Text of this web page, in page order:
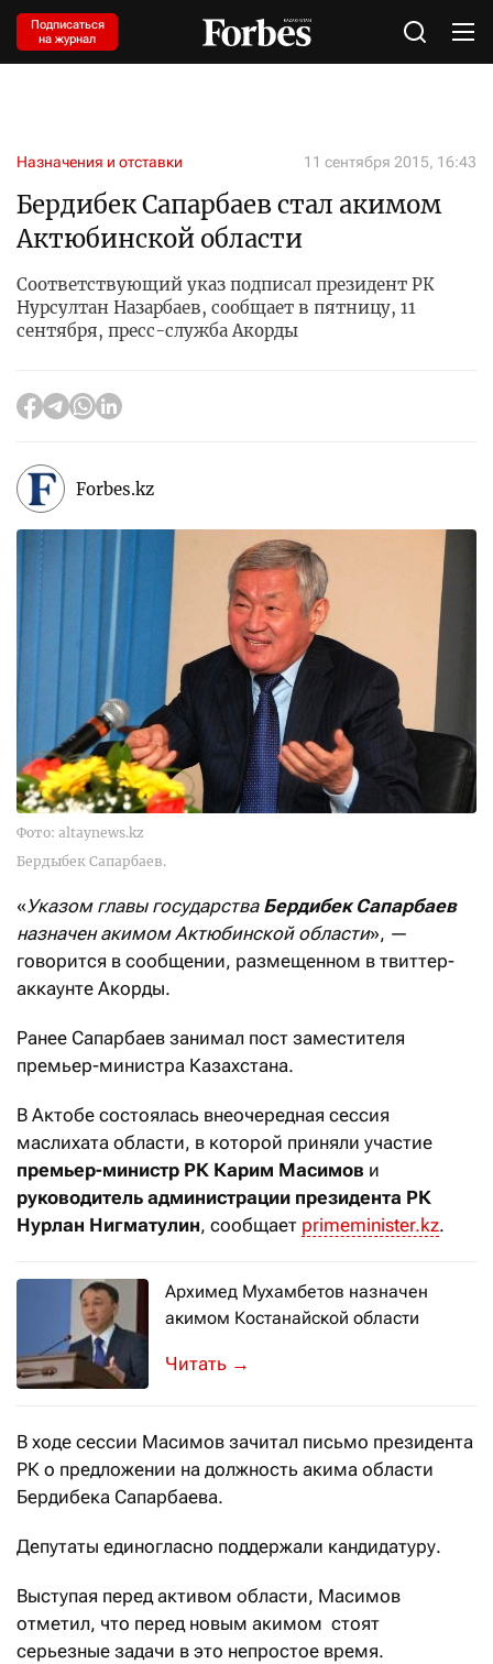
Подписаться
на журнал
Назначения и отставки 11 сентября 2015, 16:43
Бердибек Сапарбаев стал акимом
Актюбинской области
Соответствующий указ подписал президент РК
Нурсултан Назарбаев, сообщает в пятницу, 11
сентября, пресс-служба Акорды
Forbes.kz
Фото: altaynews.kz
Бердыбек Сапарбаев.
«Указом главы государства Бердибек Сапарбаев
назначен акимом Актюбинской области», —
говорится в сообщении, размещенном в твиттер-
аккаунте Акорды.
Ранее Сапарбаев занимал пост заместителя
премьер-министра Казахстана.
В Актобе состоялась внеочередная сессия
маслихата области, в которой приняли участие
премьер-министр РК Карим Масимов и
руководитель администрации президента РК
Нурлан Нигматулин, сообщает primeminister.kz.
Архимед Мухамбетов назначен
акимом Костанайской области
Соответствующий указ подписал
→
В ходе сессии Масимов зачитал письмо президента
РК о предложении на должность акима области
Бердибека Сапарбаева.
Депутаты единогласно поддержали кандидатуру.
Выступая перед активом области, Масимов
отметил, что перед новым акимом стоят
серьезные задачи в это непростое время.